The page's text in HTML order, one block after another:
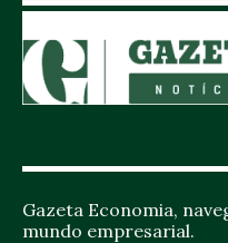
Gazeta Economia,
mundo empresarial.